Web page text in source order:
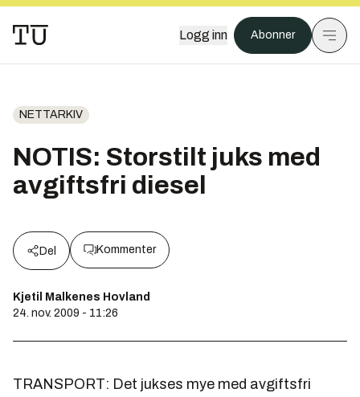
Logg inn Abonner
NETTARKIV
NOTIS: Storstilt juks med
avgiftsfri diesel
Del Kommenter
Kjetil Malkenes Hovland
24. nov. 2009 - 11:26
TRANSPORT: Det jukses mye med avgiftsfri